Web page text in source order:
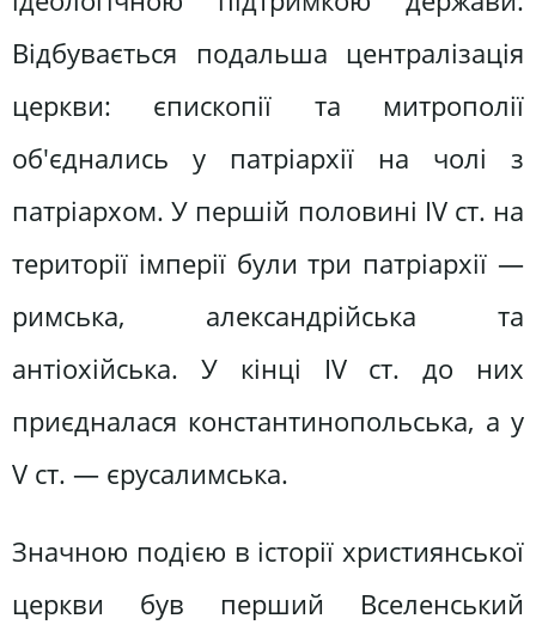
Відбувається подальша централізація
церкви: єпископії та митрополії
об'єднались у патріархії на чолі з
патріархом. У першій половині IV ст. на
території імперії були три патріархії —
римська, александрійська та
антіохійська. У кінці IV ст. до них
приєдналася константинопольська, а у
V ст. — єрусалимська.
Значною подією в історії християнської
церкви був перший Вселенський